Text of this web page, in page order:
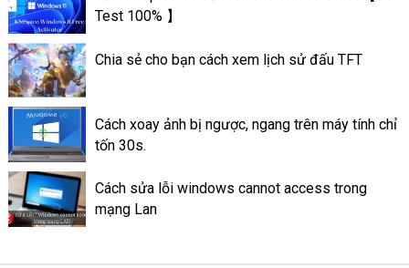
mức quan trọng của keo tản
nhiệt ở trên máy tính.
Test 100% 】
Chia sẻ cho bạn cách xem lịch sử đấu TFT
Cách xoay ảnh bị ngược, ngang trên máy tính chỉ
tốn 30s.
Cách sửa lỗi windows cannot access trong
mạng Lan